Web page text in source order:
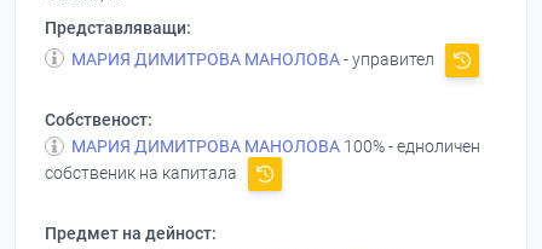
Представляващи:
МАРИЯ ДИМИТРОВА МАНОЛОВА- управител
Собственост:
МАРИЯ ДИМИТРОВА МАНОЛОВА 100% - едноличен
собственик на капитала
Предмет на дейност: